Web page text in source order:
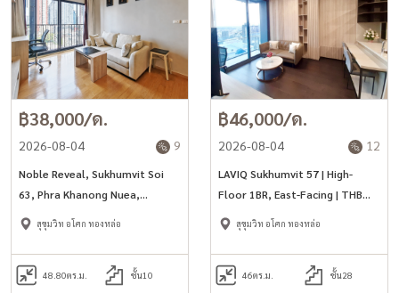
฿38,000/ด.
2026-08-04 9
Noble Reveal, Sukhumvit Soi
63, Phra Khanong Nuea,
Watthana, Bangkok 10110,
Thailand
สุขุมวิท อโศก ทองหล่อ
48.80ตร.ม. ชั้น10
฿46,000/ด.
2026-08-04 12
LAVIQ Sukhumvit 57 | High-
Floor 1BR, East-Facing | THB
60,000
สุขุมวิท อโศก ทองหล่อ
46ตร.ม. ชั้น28